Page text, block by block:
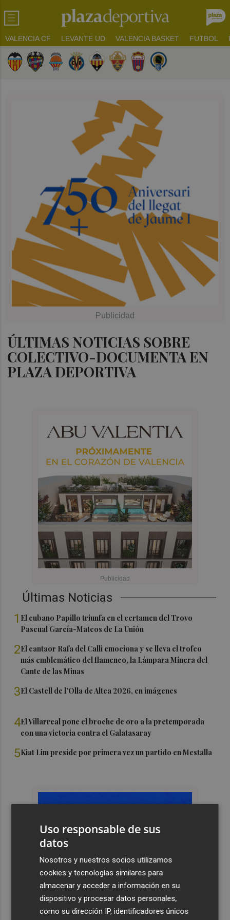
VALENCIA CF LEVANTE UD VALENCIA BASKET FUTBOL
ÚLTIMAS NOTICIAS SOBRE
COLECTIVO-DOCUMENTA EN
PLAZA DEPORTIVA
Últimas Noticias
1 El cubano Papillo triunfa en el certamen del Trovo
Pascual García-Mateos de La Unión
2El cantaor Rafa del Calli emociona y se lleva el trofeo
más emblemático del flamenco, la Lámpara Minera del
Cante de las Minas
3El Castell de l'Olla de Altea 2026, en imágenes
4El Villarreal pone el broche de oro a la pretemporada
con una victoria contra el Galatasaray
5Kiat Lim preside por primera vez un partido en Mestalla
Uso responsable de sus
datos
Nosotros y nuestros socios utilizamos
cookies y tecnologías similares para
almacenar y acceder a información en su
dispositivo y procesar datos personales,
como su dirección IP, identificadores únicos